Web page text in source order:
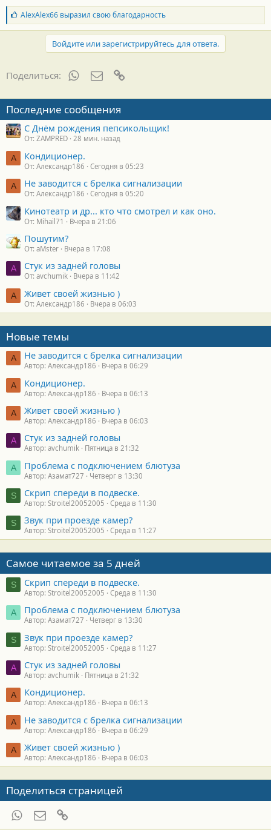
Б
л
а
а
р
о
с
т
и
:
AlexAlex66выразил свою благодарность
Войдите или зарегистрируйтесь для ответа.
Поделиться: WhatsAppЭлектронная почта
Последние сообщения
С Днём рождения пепсикольщик!
От: ZAMPRED 28 мин. назад
А Кондиционер.
От: Александр186 Сегодня в 05:23
А Не заводится с брелка сигнализации
От: Александр186 Сегодня в 05:20
Кинотеатр и др... кто что смотрел и как оно.
От: Mihail71 Вчера в 21:06
Пошутим?
От: aMster Вчера в 17:08
A Стук из задней головы
От: avchumik Вчера в 11:42
А Живет своей жизнью )
От: Александр186 Вчера в 06:03
Новые темы
А Не заводится с брелка сигнализации
Автор: Александр186 Вчера в 06:29
А Кондиционер.
Автор: Александр186 Вчера в 06:13
А Живет своей жизнью )
Автор: Александр186 Вчера в 06:03
A Стук из задней головы
Автор: avchumik Пятница в 21:32
А Проблема с подключением блютуза
Автор: Азамат727 Четверг в 13:30
S Скрип спереди в подвеске.
Автор: Stroitel20052005 Среда в 11:30
S Звук при проезде камер?
Автор: Stroitel20052005 Среда в 11:27
Самое читаемое за 5 дней
S Скрип спереди в подвеске.
Автор: Stroitel20052005 Среда в 11:30
А Проблема с подключением блютуза
Автор: Азамат727 Четверг в 13:30
S Звук при проезде камер?
Автор: Stroitel20052005 Среда в 11:27
A Стук из задней головы
Автор: avchumik Пятница в 21:32
А Кондиционер.
Автор: Александр186 Вчера в 06:13
А Не заводится с брелка сигнализации
Автор: Александр186 Вчера в 06:29
А Живет своей жизнью )
Автор: Александр186 Вчера в 06:03
Поделиться страницей
WhatsAppЭлектронная почта